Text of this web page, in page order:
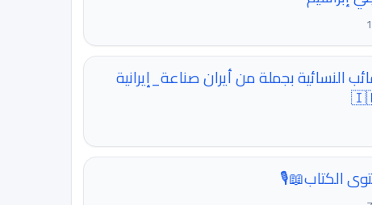
النسائية بجملة من أيران صناعة_إيرانية
الكتاب📖🎙️